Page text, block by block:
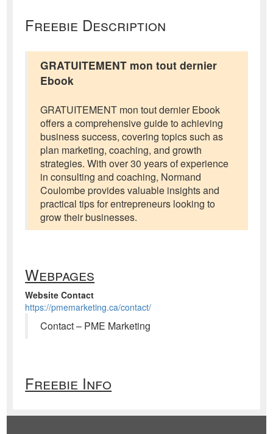
Freebie Description
GRATUITEMENT mon tout dernier
Ebook
GRATUITEMENT mon tout dernier Ebook
offers a comprehensive guide to achieving
business success, covering topics such as
plan marketing, coaching, and growth
strategies. With over 30 years of experience
in consulting and coaching, Normand
Coulombe provides valuable insights and
practical tips for entrepreneurs looking to
grow their businesses.
Webpages
Website Contact
https://pmemarketing.ca/contact/
Contact – PME Marketing
Freebie Info